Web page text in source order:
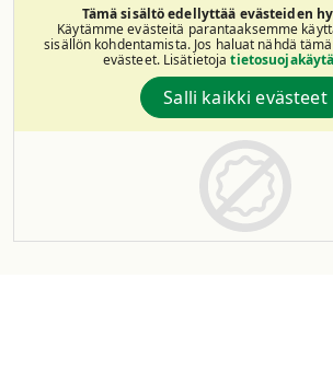
Tämä sisältö edellyttää evästeiden
Käytämme evästeitä parantaaksemme
sisällön kohdentamista. Jos haluat nähdä
evästeet. Lisätietoja
Salli kaikki evästeet